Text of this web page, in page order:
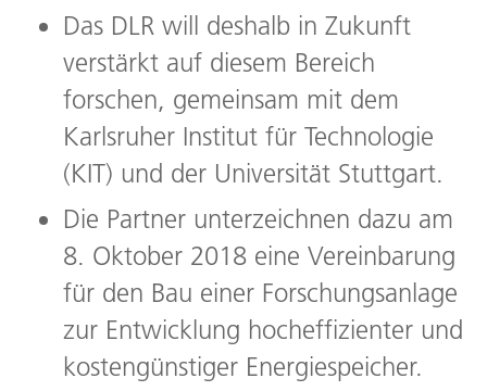
Das DLR will deshalb in Zukunft
verstärkt auf diesem Bereich
forschen, gemeinsam mit dem
Karlsruher Institut für Technologie
(KIT) und der Universität Stuttgart.
Die Partner unterzeichnen dazu am
8. Oktober 2018 eine Vereinbarung
für den Bau einer Forschungsanlage
zur Entwicklung hocheffizienter und
kostengünstiger Energiespeicher.